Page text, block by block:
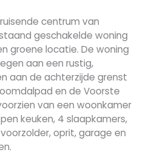
centrum van
geschakelde woning
groene locatie. De woning
aan een rustig,
aan de achterzijde grenst
en de Voorste
van een woonkamer
keuken, 4 slaapkamers,
oprit, garage en